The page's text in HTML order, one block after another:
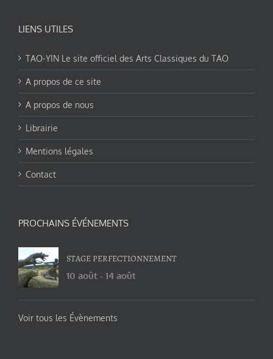
LIENS UTILES
TAO-YIN Le site officiel des Arts Classiques du TAO
A propos de ce site
A propos de nous
Librairie
Mentions légales
Contact
PROCHAINS ÉVÉNEMENTS
STAGE PERFECTIONNEMENT
10 août - 14 août
Voir tous les Évènements